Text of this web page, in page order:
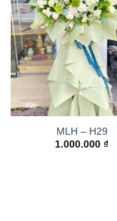
MLH – H29
1.000.000 ₫